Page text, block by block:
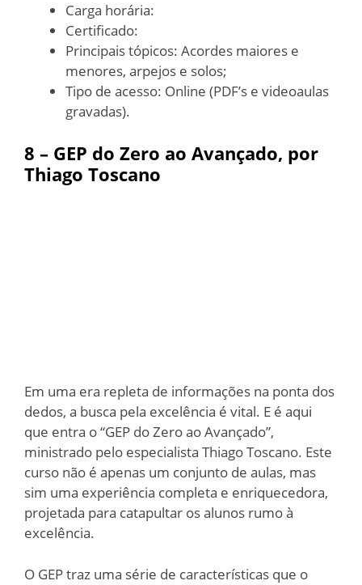
Carga horária:
Certificado:
Principais tópicos: Acordes maiores e
menores, arpejos e solos;
Tipo de acesso: Online (PDF’s e videoaulas
gravadas).
8 – GEP do Zero ao Avançado, por
Thiago Toscano
Em uma era repleta de informações na ponta dos
dedos, a busca pela excelência é vital. E é aqui
que entra o “GEP do Zero ao Avançado”,
ministrado pelo especialista Thiago Toscano. Este
curso não é apenas um conjunto de aulas, mas
sim uma experiência completa e enriquecedora,
projetada para catapultar os alunos rumo à
excelência.
O GEP traz uma série de características que o